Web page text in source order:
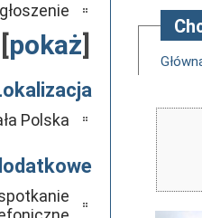
pokaż]
Polska